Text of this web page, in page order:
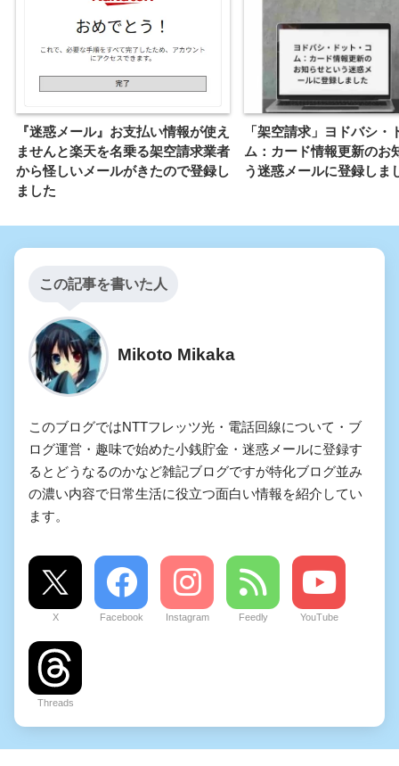
『迷惑メール』お支払い情報が使え
ませんと楽天を名乗る架空請求業者
から怪しいメールがきたので登録し
ました
「架空請求」ヨドバシ・
ム：カード情報更新のお
う迷惑メールに登録しま
この記事を書いた人
Mikoto Mikaka
このブログではNTTフレッツ光・電話回線について・ブ
ログ運営・趣味で始めた小銭貯金・迷惑メールに登録す
るとどうなるのかなど雑記ブログですが特化ブログ並み
の濃い内容で日常生活に役立つ面白い情報を紹介してい
ます。
X Facebook Instagram Feedly YouTube
Threads